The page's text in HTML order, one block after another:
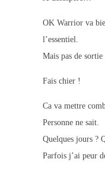
OK Warrior va
l’essentiel.
Mais pas de
Fais chier !
Ca va mettre
Personne ne sait.
Quelques jours ?
Parfois j’ai peur